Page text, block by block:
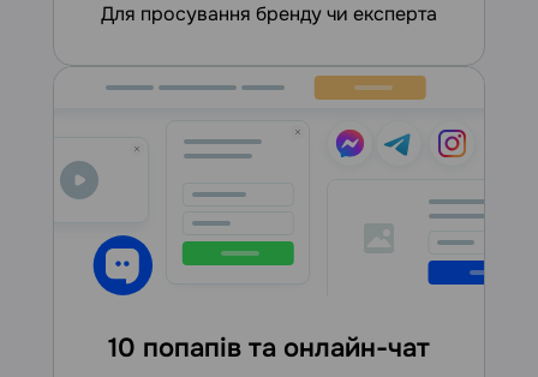
для просування бренду чи експерта
10 попапів та онлайн-чат